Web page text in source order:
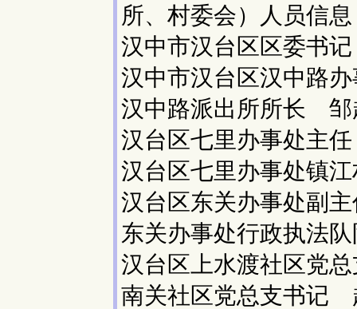
所、村委会）人员信息
汉中市汉台区区委书
汉中市汉台区汉中路
汉中路派出所所长
汉台区七里办事处主
汉台区七里办事处镇
汉台区东关办事处副
东关办事处行政执法
汉台区上水渡社区
南关社区党总支书